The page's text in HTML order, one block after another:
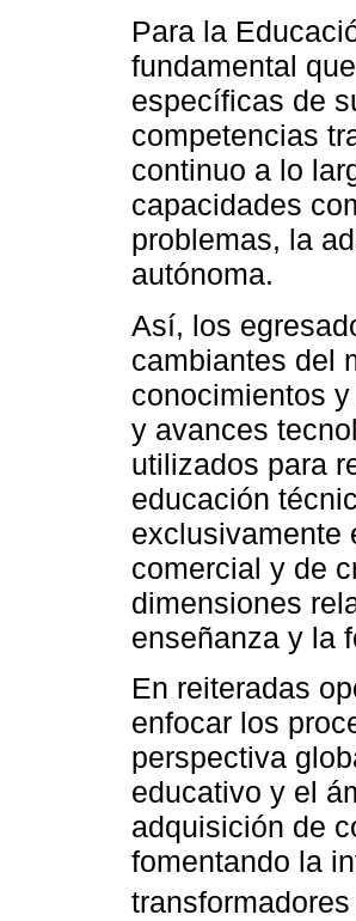
Para la
fundamental
específicas de
competencias
continuo a lo
capacidades
problemas, la
autónoma.
Así, los
cambiantes del
conocimientos
y avances
utilizados para
educación
exclusivamente
comercial y de
dimensiones
enseñanza y la
En reiteradas
enfocar los
perspectiva
educativo y el
adquisición de
fomentando la